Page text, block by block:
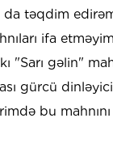
da təqdim
ifa
"Sarı gəlin"
gürcü
bu